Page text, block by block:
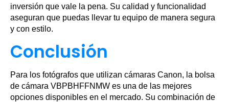
inversión que vale la pena. Su calidad y funcionalidad
aseguran que puedas llevar tu equipo de manera segura
y con estilo.
Conclusión
Para los fotógrafos que utilizan cámaras Canon, la bolsa
de cámara VBPBHFFNMW es una de las mejores
opciones disponibles en el mercado. Su combinación de